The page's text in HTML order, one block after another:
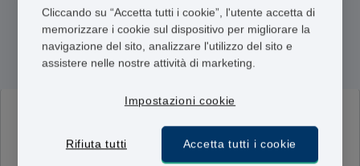
Cerazet
Desogestrel
75mcg
Le compresse di Cerazette contengono 75 microgrammi
Cliccando su “Accetta tutti i cookie”, l'utente accetta di
memorizzare i cookie sul dispositivo per migliorare la
navigazione del sito, analizzare l'utilizzo del sito e
assistere nelle nostre attività di marketing.
Impostazioni cookie
Rifiuta tutti Accetta tutti i cookie